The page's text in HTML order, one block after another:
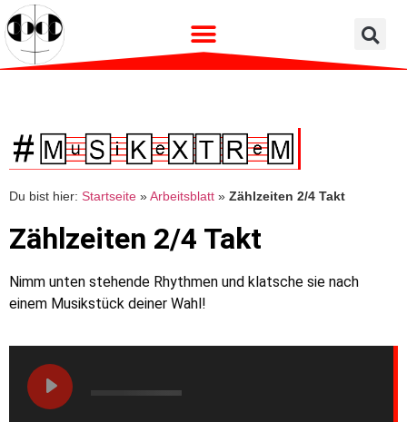
Du bist hier: Startseite » Arbeitsblatt » Zählzeiten 2/4 Takt
Zählzeiten 2/4 Takt
Nimm unten stehende Rhythmen und klatsche sie nach
einem Musikstück deiner Wahl!